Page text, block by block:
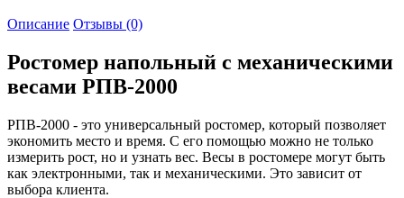
Описание Отзывы (0)
Ростомер напольный с механическими
весами РПВ-2000
РПВ-2000 - это универсальный ростомер, который позволяет
экономить место и время. С его помощью можно не только
измерить рост, но и узнать вес. Весы в ростомере могут быть
как электронными, так и механическими. Это зависит от
выбора клиента.